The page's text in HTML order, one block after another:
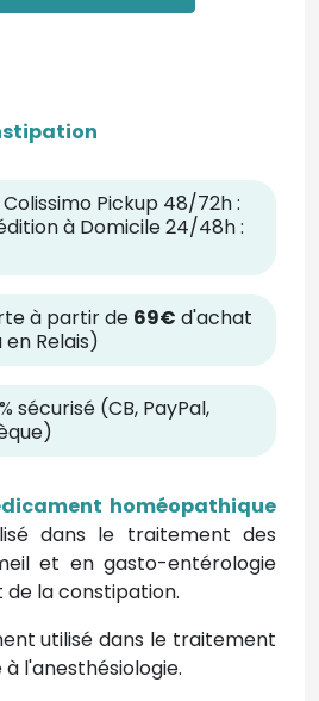
Pickup 48/72h :
à Domicile 24/48h :
à partir de 69€ d'achat
en Relais)
sécurisé (CB, PayPal,
homéopathique
dans le traitement des
et en gasto-entérologie
la constipation.
utilisé dans le traitement
l'anesthésiologie.